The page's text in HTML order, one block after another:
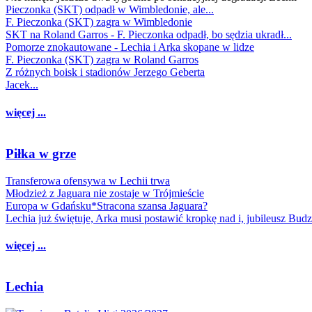
Pieczonka (SKT) odpadł w Wimbledonie, ale...
F. Pieczonka (SKT) zagra w Wimbledonie
SKT na Roland Garros - F. Pieczonka odpadł, bo sędzia ukradł...
Pomorze znokautowane - Lechia i Arka skopane w lidze
F. Pieczonka (SKT) zagra w Roland Garros
Z różnych boisk i stadionów Jerzego Geberta
Jacek...
więcej ...
Piłka w grze
Transferowa ofensywa w Lechii trwa
Młodzież z Jaguara nie zostaje w Trójmieście
Europa w Gdańsku*Stracona szansa Jaguara?
Lechia już świętuje, Arka musi postawić kropkę nad i, jubileusz
więcej ...
Lechia